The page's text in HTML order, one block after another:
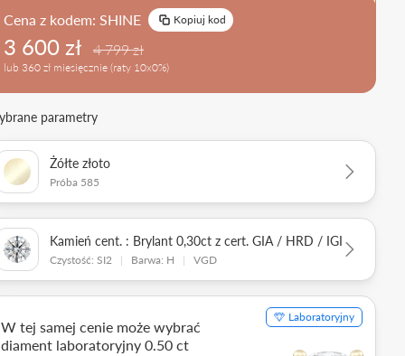
Zobacz trendy
Cena z kodem: SHINE Kopiuj kod
3 600 zł 4 799 zł
lub 360 zł miesięcznie (raty 10x0%)
parametry
Żółte złoto
Próba 585
Kamień cent. : Brylant 0,30ct z cert. GIA / HRD / IGI
Czystość: SI2 | Barwa: H | VGD
Laboratoryjny
W tej samej cenie może wybrać
diament laboratoryjny 0.50 ct